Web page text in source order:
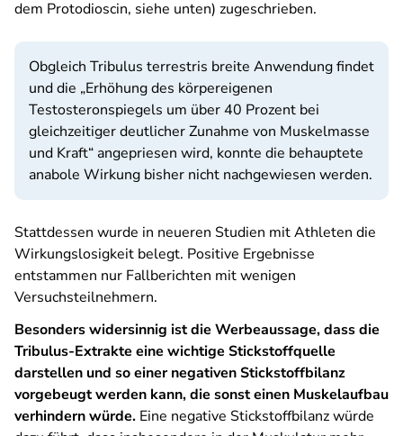
dem Protodioscin, siehe unten) zugeschrieben.
Obgleich Tribulus terrestris breite Anwendung findet
und die „Erhöhung des körpereigenen
Testosteronspiegels um über 40 Prozent bei
gleichzeitiger deutlicher Zunahme von Muskelmasse
und Kraft“ angepriesen wird, konnte die behauptete
anabole Wirkung bisher nicht nachgewiesen werden.
Stattdessen wurde in neueren Studien mit Athleten die
Wirkungslosigkeit belegt. Positive Ergebnisse
entstammen nur Fallberichten mit wenigen
Versuchsteilnehmern.
Besonders widersinnig ist die Werbeaussage, dass die
Tribulus-Extrakte eine wichtige Stickstoffquelle
darstellen und so einer negativen Stickstoffbilanz
vorgebeugt werden kann, die sonst einen Muskelaufbau
verhindern würde. Eine negative Stickstoffbilanz würde